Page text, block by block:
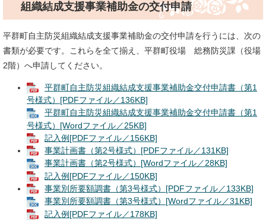
組織結成支援事業補助金の交付申請
平群町自主防災組織結成支援事業補助金の交付申請を行うには、次の
書類が必要です。これらを全て揃え、平群町役場 総務防災課（役場
2階）へ申請してください。
平群町自主防災組織結成支援事業補助金交付申請書（第1
号様式）[PDFファイル／136KB]
平群町自主防災組織結成支援事業補助金交付申請書（第1
号様式）[Wordファイル／25KB]
記入例[PDFファイル／156KB]
事業計画書（第2号様式）[PDFファイル／131KB]
事業計画書（第2号様式）[Wordファイル／28KB]
記入例[PDFファイル／150KB]
事業別所要額調書（第3号様式）[PDFファイル／133KB]
事業別所要額調書（第3号様式）[Wordファイル／31KB]
記入例[PDFファイル／178KB]